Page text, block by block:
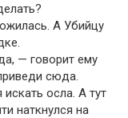
А Убийцу
— говорит ему
сюда.
осла. А тут
наткнулся на